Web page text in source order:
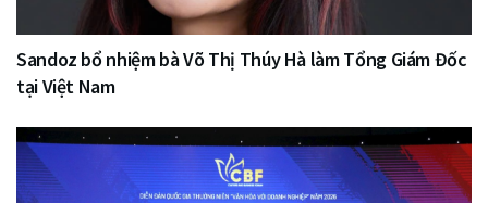
Sandoz bổ nhiệm bà Võ Thị Thúy Hà làm Tổng Giám Đốc
tại Việt Nam